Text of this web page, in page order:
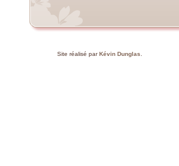
Site réalisé parKévin Dunglas